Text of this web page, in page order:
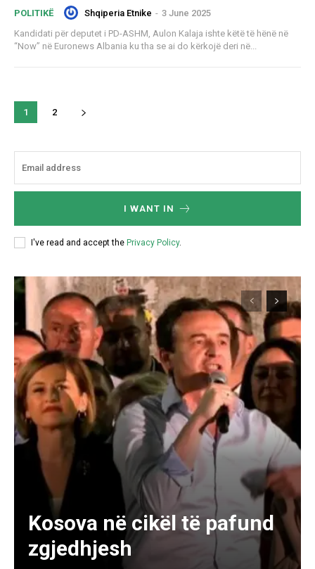
POLITIKË Shqiperia Etnike - 3 June 2025
Kandidati për deputet i PD-ASHM, Aulon Kalaja ishte këtë të hënë në
“Now” në Euronews Albania ku tha se ai do kërkojë deri në...
1 2
I WANT IN
I've read and accept the Privacy Policy.
Kosova në cikël të pafund
zgjedhjesh